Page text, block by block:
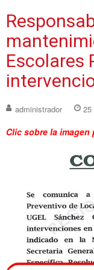
Escolares
administrador 25
Clic sobre la